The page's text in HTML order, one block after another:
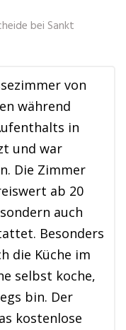
bei Sankt
von
während
in
und war
Die Zimmer
ab 20
auch
Besonders
die Küche im
selbst koche,
bin. Der
kostenlose